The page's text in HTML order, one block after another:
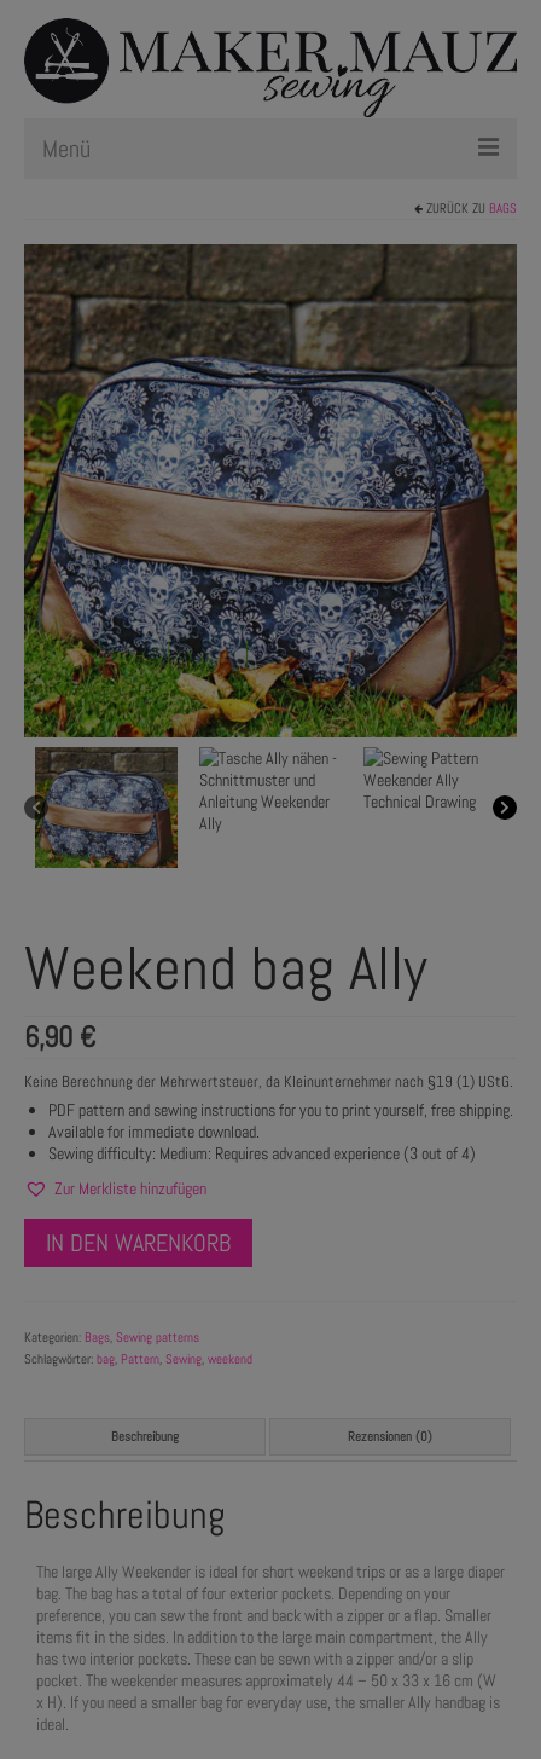
Menü
Plotterdateien
Newsletter
Nählexikon
ZURÜCK ZU BAGS
Weekend bag Ally
6,90 €
Keine Berechnung der Mehrwertsteuer, da Kleinunternehmer nach §19 (1) UStG.
PDF pattern and sewing instructions for you to print yourself, free shipping.
Available for immediate download.
Sewing difficulty: Medium: Requires advanced experience (3 out of 4)
Zur Merkliste hinzufügen
IN DEN WARENKORB
Kategorien: Bags Sewing patterns
Schlagwörter: bag Pattern Sewing weekend
Beschreibung Rezensionen (0)
Beschreibung
The large Ally Weekender is ideal for short weekend trips or as a large diaper
bag. The bag has a total of four exterior pockets. Depending on your
preference, you can sew the front and back with a zipper or a flap. Smaller
items fit in the sides. In addition to the large main compartment, the Ally
has two interior pockets. These can be sewn with a zipper and/or a slip
pocket. The weekender measures approximately 44 – 50 x 33 x 16 cm (W
x H). If you need a smaller bag for everyday use, the smaller Ally handbag is
ideal.